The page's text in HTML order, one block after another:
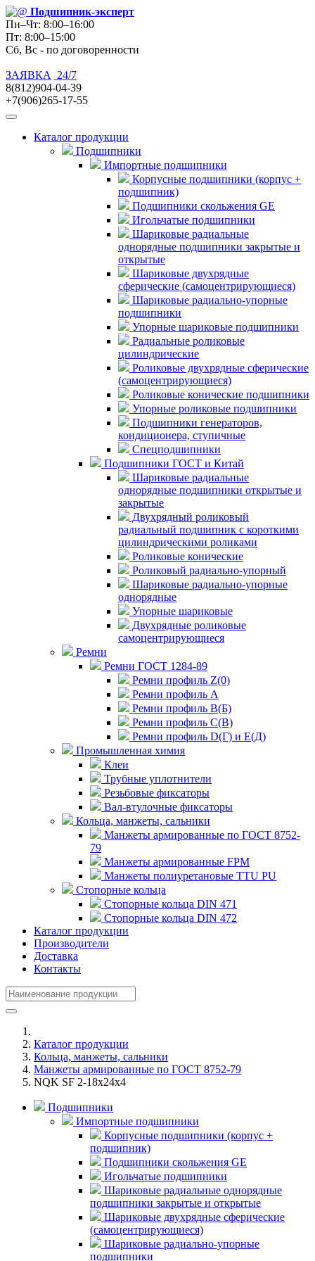
Подшипник-эксперт
Пн–Чт: 8:00–16:00
Пт: 8:00–15:00
Сб, Вс - по договоренности
ЗАЯВКА
24/7
8(812)904-04-39
+7(906)265-17-55
Каталог продукции
Подшипники
Импортные подшипники
Корпусные подшипники (корпус +
подшипник)
Подшипники скольжения GE
Игольчатые подшипники
Шариковые радиальные
однорядные подшипники закрытые и
открытые
Шариковые двухрядные
сферические (самоцентрирующиеся)
Шариковые радиально-упорные
подшипники
Упорные шариковые подшипники
Радиальные роликовые
цилиндрические
Роликовые двухрядные сферические
(самоцентрирующиеся)
Роликовые конические подшипники
Упорные роликовые подшипники
Подшипники генераторов,
кондиционера, ступичные
Спецподшипники
Подшипники ГОСТ и Китай
Шариковые радиальные
однорядные подшипники открытые и
закрытые
Двухрядный роликовый
радиальный подшипник с короткими
цилиндрическими роликами
Роликовые конические
Роликовый радиально-упорный
Шариковые радиально-упорные
однорядные
Упорные шариковые
Двухрядные роликовые
самоцентрирующиеся
Ремни
Ремни ГОСТ 1284-89
Ремни профиль Z(0)
Ремни профиль А
Ремни профиль В(Б)
Ремни профиль С(В)
Ремни профиль D(Г) и E(Д)
Промышленная химия
Клеи
Трубные уплотнители
Резьбовые фиксаторы
Вал-втулочные фиксаторы
Кольца, манжеты, сальники
Манжеты армированные по ГОСТ 8752-
79
Манжеты армированные FPM
Манжеты полиуретановые TTU PU
Стопорные кольца
Стопорные кольца DIN 471
Стопорные кольца DIN 472
Каталог продукции
Производители
Доставка
Контакты
Каталог продукции
Кольца, манжеты, сальники
Манжеты армированные по ГОСТ 8752-79
NQK SF 2-18x24x4
Подшипники
Импортные подшипники
Корпусные подшипники (корпус +
подшипник)
Подшипники скольжения GE
Игольчатые подшипники
Шариковые радиальные однорядные
подшипники закрытые и открытые
Шариковые двухрядные сферические
(самоцентрирующиеся)
Шариковые радиально-упорные
подшипники